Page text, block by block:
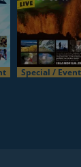
Special / Event